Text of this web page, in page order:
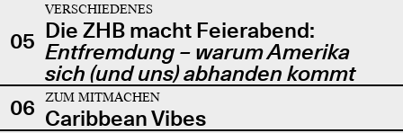
05
VERSCHIEDENES
Die ZHB macht Feierabend:
Entfremdung – warum Amerika
sich (und uns) abhanden kommt
06
ZUM MITMACHEN
Caribbean Vibes